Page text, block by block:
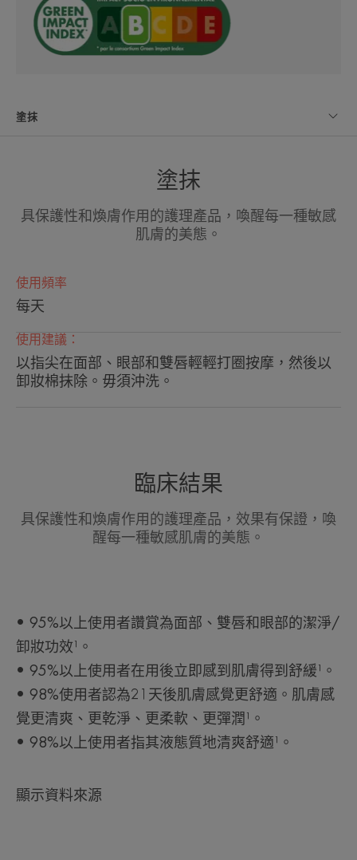
優勢
超實用的卸妝液中蘊含清新感和乳液舒適感，潔
好處
• Avène舒護活泉水的有效特性可以起到舒緩作用。
塗抹
塗抹
具保護性和煥膚作用的護理產品，喚醒每一種敏感
肌膚的美態。
使用頻率
每天
使用建議：
以指尖在面部、眼部和雙唇輕輕打圈按摩，然後以
卸妝棉抹除。毋須沖洗。
臨床結果
具保護性和煥膚作用的護理產品，效果有保證，喚
醒每一種敏感肌膚的美態。
• 95%以上使用者讚賞為面部、雙唇和眼部的潔淨/
卸妝功效¹。
• 95%以上使用者在用後立即感到肌膚得到舒緩¹。
• 98%使用者認為21天後肌膚感覺更舒適。肌膚感
覺更清爽、更乾淨、更柔軟、更彈潤¹。
• 98%以上使用者指其液態質地清爽舒適¹。
顯示資料來源